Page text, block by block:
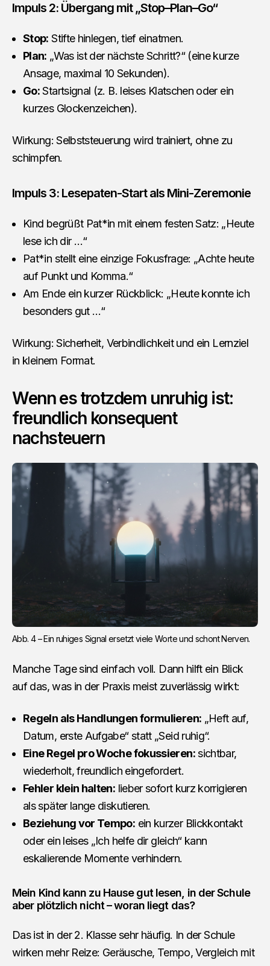
Impuls 2: Übergang mit „Stop–Plan–Go“
Stop: Stifte hinlegen, tief einatmen.
Plan: „Was ist der nächste Schritt?“ (eine kurze
Ansage, maximal 10 Sekunden).
Go:Startsignal (z. B. leises Klatschen oder ein
kurzes Glockenzeichen).
Wirkung: Selbststeuerung wird trainiert, ohne zu
schimpfen.
Impuls 3: Lesepaten-Start als Mini-Zeremonie
Kind begrüßt Pat*in mit einem festen Satz: „Heute
lese ich dir …“
Pat*in stellt eine einzige Fokusfrage: „Achte heute
auf Punkt und Komma.“
Am Ende ein kurzer Rückblick: „Heute konnte ich
besonders gut …“
Wirkung: Sicherheit, Verbindlichkeit und ein Lernziel
in kleinem Format.
Wenn es trotzdem unruhig ist:
freundlich konsequent
nachsteuern
Abb. 4 – Ein ruhiges Signal ersetzt viele Worte und schont Nerven.
Manche Tage sind einfach voll. Dann hilft ein Blick
auf das, was in der Praxis meist zuverlässig wirkt:
Regeln als Handlungen formulieren: „Heft auf,
Datum, erste Aufgabe“ statt „Seid ruhig“.
Eine Regel pro Woche fokussieren:sichtbar,
wiederholt, freundlich eingefordert.
Fehler klein halten: lieber sofort kurz korrigieren
als später lange diskutieren.
Beziehung vor Tempo: ein kurzer Blickkontakt
oder ein leises „Ich helfe dir gleich“ kann
eskalierende Momente verhindern.
Mein Kind kann zu Hause gut lesen, in der Schule
aber plötzlich nicht – woran liegt das?
Das ist in der 2. Klasse sehr häufig. In der Schule
wirken mehr Reize: Geräusche, Tempo, Vergleich mit